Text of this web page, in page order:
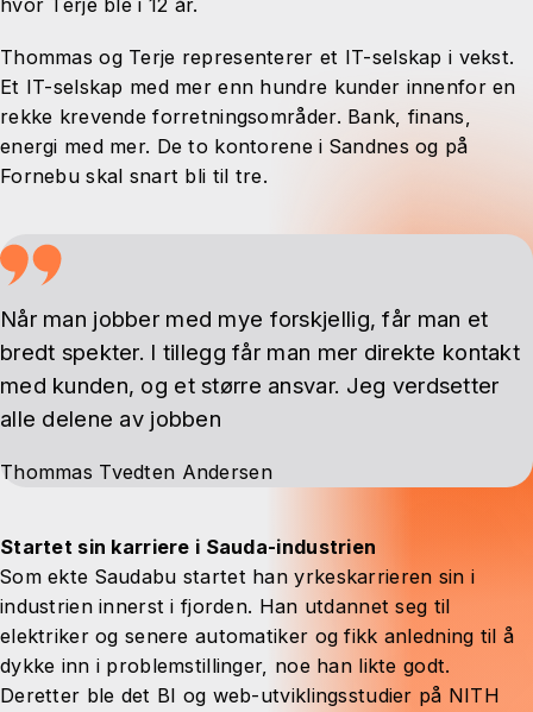
hvor Terje ble i 12 år.
Thommas og Terje representerer et IT-selskap i vekst.
Et IT-selskap med mer enn hundre kunder innenfor en
rekke krevende forretningsområder. Bank, finans,
energi med mer. De to kontorene i Sandnes og på
Fornebu skal snart bli til tre.
Når man jobber med mye forskjellig, får man et
bredt spekter. I tillegg får man mer direkte kontakt
med kunden, og et større ansvar. Jeg verdsetter
alle delene av jobben
Thommas Tvedten Andersen
Startet sin karriere i Sauda-industrien
Som ekte Saudabu startet han yrkeskarrieren sin i
industrien innerst i fjorden. Han utdannet seg til
elektriker og senere automatiker og fikk anledning til å
dykke inn i problemstillinger, noe han likte godt.
Deretter ble det BI og web-utviklingsstudier på NITH